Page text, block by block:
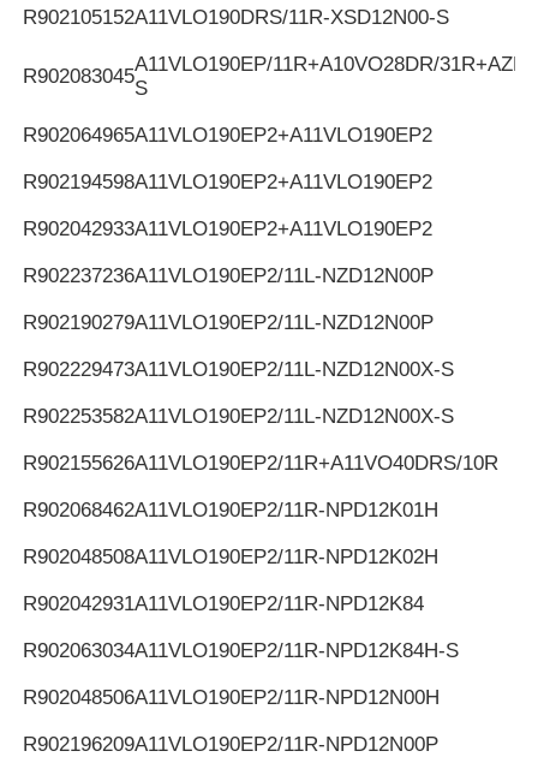
R902105152A11VLO190DRS/11R-XSD12N00-S
R902083045
A11VLO190EP/11R+A10VO28DR/
S
R902064965A11VLO190EP2+A11VLO190EP2
R902194598A11VLO190EP2+A11VLO190EP2
R902042933A11VLO190EP2+A11VLO190EP2
R902237236A11VLO190EP2/11L-NZD12N00P
R902190279A11VLO190EP2/11L-NZD12N00P
R902229473A11VLO190EP2/11L-NZD12N00X-S
R902253582A11VLO190EP2/11L-NZD12N00X-S
R902155626A11VLO190EP2/11R+A11VO40DRS/10R
R902068462A11VLO190EP2/11R-NPD12K01H
R902048508A11VLO190EP2/11R-NPD12K02H
R902042931A11VLO190EP2/11R-NPD12K84
R902063034A11VLO190EP2/11R-NPD12K84H-S
R902048506A11VLO190EP2/11R-NPD12N00H
R902196209A11VLO190EP2/11R-NPD12N00P